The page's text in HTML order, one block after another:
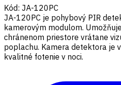
Kód: JA-120PC
JA-120PC je pohybový PIR
kamerovým modulom.
chránenom priestore vrátane
poplachu. Kamera detektora je
kvalitné fotenie v noci.